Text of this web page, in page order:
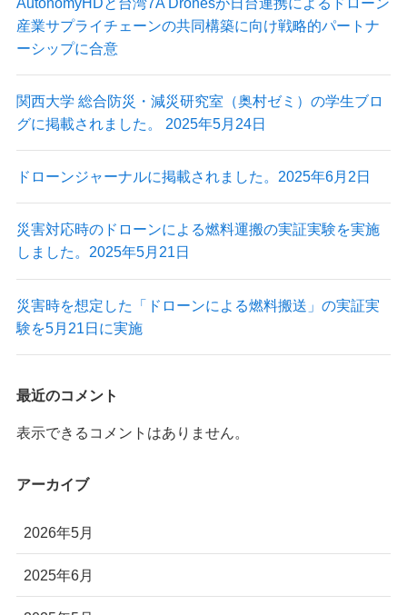
産業サプライチェーンの共同構築に向け戦略的パートナ
ーシップに合意
関西大学 総合防災・減災研究室（奥村ゼミ）の学生ブロ
グに掲載されました。 2025年5月24日
ドローンジャーナルに掲載されました。2025年6月2日
災害対応時のドローンによる燃料運搬の実証実験を実施
しました。2025年5月21日
災害時を想定した「ドローンによる燃料搬送」の実証実
験を5月21日に実施
最近のコメント
表示できるコメントはありません。
アーカイブ
2026年5月
2025年6月